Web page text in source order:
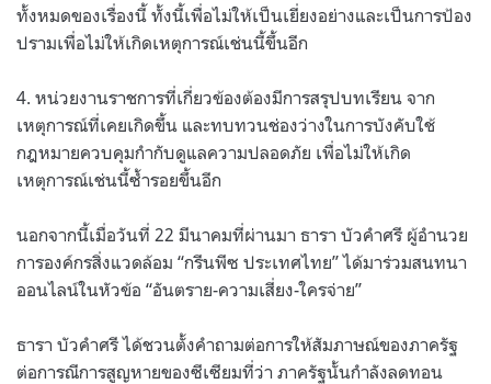
ทั้งหมดของเรื่องนี้ ทั้งนี้เพื่อไม่ให้เป็นเยี่ยงอย่างและเป็นการป้อง
ปรามเพื่อไม่ให้เกิดเหตุการณ์เช่นนี้ขึ้นอีก
4. หน่วยงานราชการที่เกี่ยวข้องต้องมีการสรุปบทเรียน จาก
เหตุการณ์ที่เคยเกิดขึ้น และทบทวนช่องว่างในการบังคับใช้
กฎหมายควบคุมกำกับดูแลความปลอดภัย เพื่อไม่ให้เกิด
เหตุการณ์เช่นนี้ซ้ำรอยขึ้นอีก
นอกจากนี้เมื่อวันที่ 22 มีนาคมที่ผ่านมา ธารา บัวคำศรี ผู้อำนวย
การองค์กรสิ่งแวดล้อม “กรีนพีซ ประเทศไทย” ได้มาร่วมสนทนา
ออนไลน์ในหัวข้อ “อันตราย-ความเสี่ยง-ใครจ่าย”
ธารา บัวคำศรี ได้ชวนตั้งคำถามต่อการให้สัมภาษณ์ของภาครัฐ
ต่อการณีการสูญหายของซีเซียมที่ว่า ภาครัฐนั้นกำลังลดทอน